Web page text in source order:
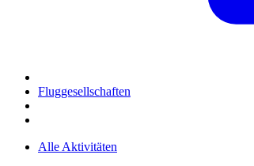
Fluggesellschaften
Alle Aktivitäten